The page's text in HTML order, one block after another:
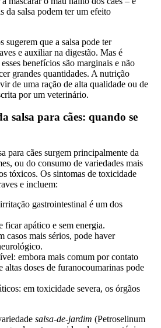
da salsa podem ter um efeito
sugerem que a salsa pode ter
e auxiliar na digestão. Mas é
benefícios são marginais e não
grandes quantidades. A nutrição
de uma ração de alta qualidade ou de
por um veterinário.
salsa para cães: quando se
para cães surgem principalmente da
ou do consumo de variedades mais
tóxicos. Os sintomas de toxicidade
e incluem:
gastrointestinal é um dos
ficar apático e sem energia.
casos mais sérios, pode haver
embora mais comum por contato
altas doses de furanocoumarinas pode
em toxicidade severa, os órgãos
salsa-de-jardim (Petroselinum